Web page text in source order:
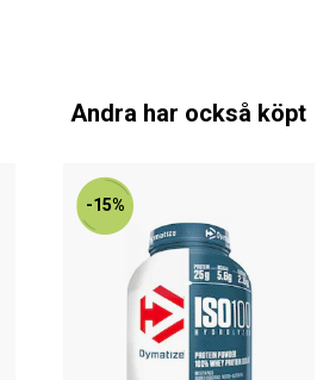
Andra har också köpt
-15%